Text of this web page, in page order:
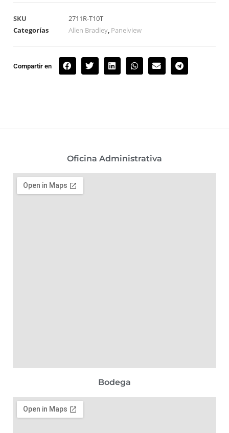
SKU
2711R-T10T
Categorías
Allen Bradley, Panelview
Compartir en
Oficina Administrativa
Bodega